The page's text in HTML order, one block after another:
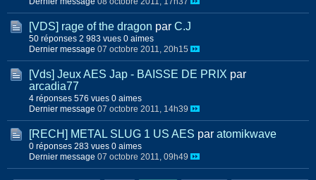
[VDS] rage of the dragon par C.J
50 réponses 2 983 vues 0 aimes
Dernier message 07 octobre 2011, 20h15
[Vds] Jeux AES Jap - BAISSE DE PRIX par
arcadia77
4 réponses 576 vues 0 aimes
Dernier message 07 octobre 2011, 14h39
[RECH] METAL SLUG 1 US AES par atomikwave
0 réponses 283 vues 0 aimes
Dernier message 07 octobre 2011, 09h49